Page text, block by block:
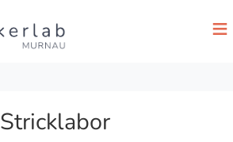
≡
Stricklabor